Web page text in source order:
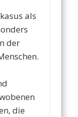
als
der
die